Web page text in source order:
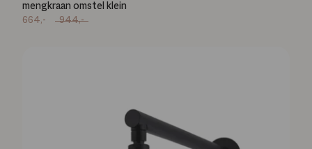
mengkraan omstel klein
664,- 944,-